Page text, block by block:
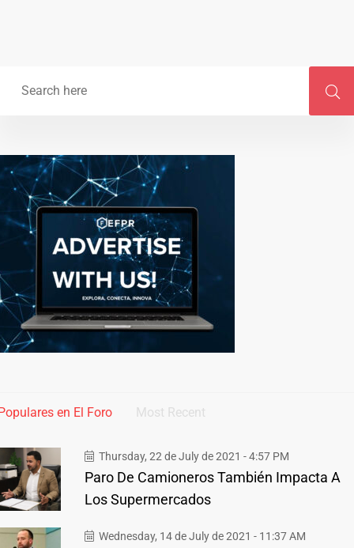
en El Foro Most Recent
Thursday, 22 de July de 2021 - 4:57 PM
Paro De Camioneros También Impacta A
Los Supermercados
Wednesday, 14 de July de 2021 - 11:37 AM